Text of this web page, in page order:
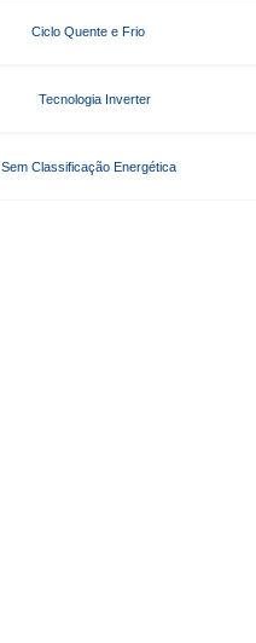
Ciclo Quente e Frio
Tecnologia Inverter
Sem Classificação Energética